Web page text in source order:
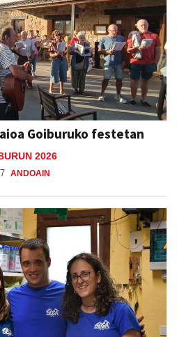
Goiburuko festetan
2026
ANDOAIN